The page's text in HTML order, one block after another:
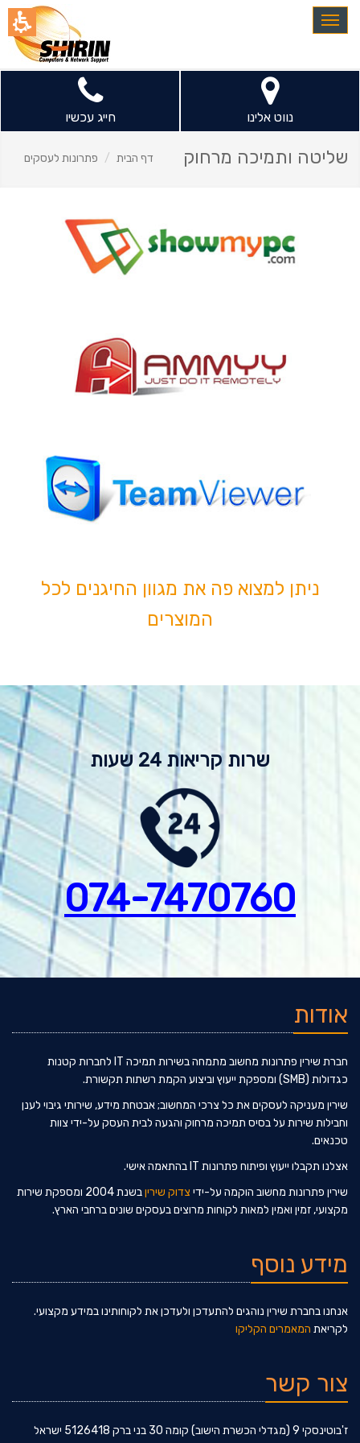
Toggle
navigation
נווט אלינו חייג עכשיו
שליטה ותמיכה מרחוק דף הבית פתרונות לעסקים
ניתן למצוא פה את מגוון החיגנים לכל
המוצרים
שרות קריאות 24 שעות
074-7470760
אודות
חברת שירין פתרונות מחשוב מתמחה בשירות תמיכה IT לחברות קטנות
כגדולות (SMB) ומספקת ייעוץ וביצוע הקמת רשתות תקשורת.
שירין מעניקה לעסקים את כל צרכי המחשוב; אבטחת מידע, שירותי גיבוי לענן
וחבילות שירות על בסיס תמיכה מרחוק והגעה לבית העסק על-ידי צוות
טכנאים.
אצלנו תקבלו ייעוץ ופיתוח פתרונות IT בהתאמה אישי.
שירין פתרונות מחשוב הוקמה על-ידי צדוק שירין
בשנת 2004 ומספקת שירות
מקצועי, זמין ואמין למאות לקוחות מרוצים בעסקים שונים ברחבי הארץ.
מידע נוסף
אנחנו בחברת שירין נוהגים להתעדכן ולעדכן את לקוחותינו במידע מקצועי.
לקריאת המאמרים הקליקו
צור קשר
ז'בוטינסקי 9 (מגדלי הכשרת הישוב) קומה 30 בני ברק 5126418 ישראל